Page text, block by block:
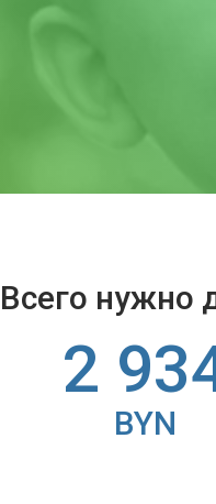
Всего нужно
2
BYN